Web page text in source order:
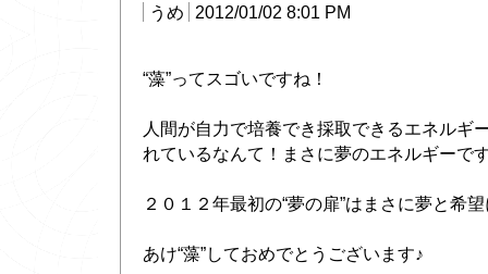
うめ
2012/01/02 8:01 PM
“藻”ってスゴいですね！
人間が自力で培養でき採取できるエネルギ
れているなんて！まさに夢のエネルギーで
２０１２年最初の“夢の扉”はまさに夢と希
あけ“藻”しておめでとうございます♪